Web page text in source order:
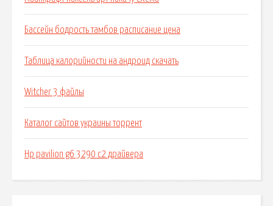
Бассейн бодрость тамбов расписание цена
Таблица калорийности на андроид скачать
Witcher 3 файлы
Каталог сайтов украины торрент
Hp pavilion g6 3290 c2 драйвера